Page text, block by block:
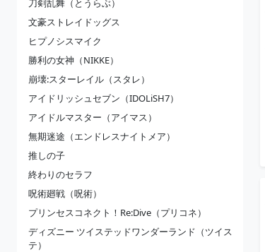
文豪ストレイドッグス
ヒプノシスマイク
勝利の女神（NIKKE）
崩壊:スターレイル（スタレ）
アイドリッシュセブン（IDOLiSH7）
アイドルマスター（アイマス）
無期迷途（エンドレスナイトメア）
推しの子
終わりのセラフ
呪術廻戦（呪術）
プリンセスコネクト！Re:Dive（プリコネ）
ディズニー ツイステッドワンダーランド（ツイス
テ）